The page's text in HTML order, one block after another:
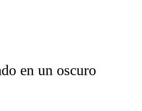
"CNN-SPANISH".
en un oscuro